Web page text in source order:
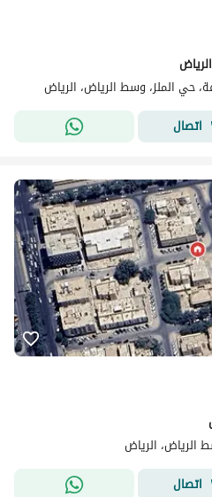
حي الملز، وسط الرياض، الرياض
اتصال
الرياض، الرياض
اتصال